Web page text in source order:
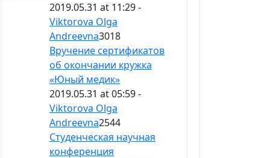
2019.05.31 at 11:29 -
Viktorova Olga
Andreevna3018
Вручение сертификатов
об окончании кружка
«Юный медик»
2019.05.31 at 05:59 -
Viktorova Olga
Andreevna2544
Студенческая научная
конференция